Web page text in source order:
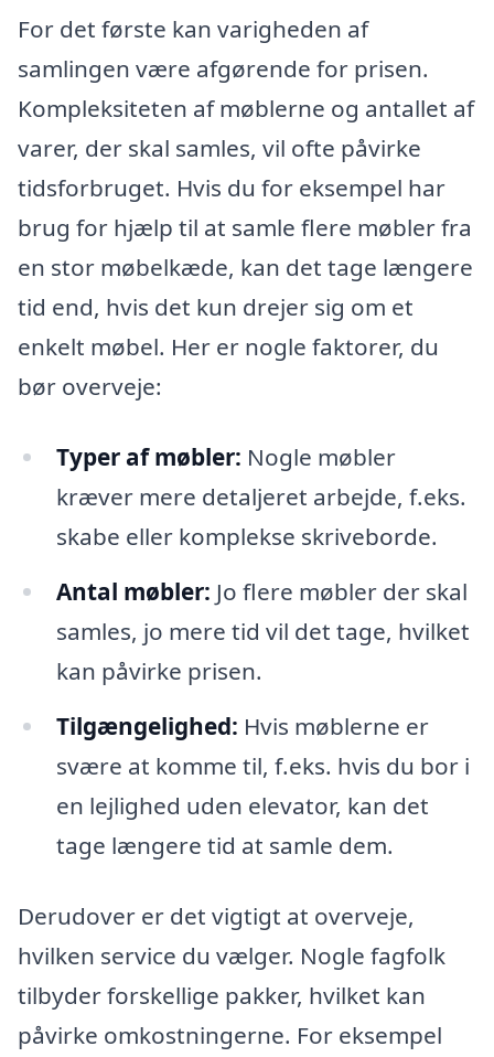
For det første kan varigheden af
samlingen være afgørende for prisen.
Kompleksiteten af møblerne og antallet af
varer, der skal samles, vil ofte påvirke
tidsforbruget. Hvis du for eksempel har
brug for hjælp til at samle flere møbler fra
en stor møbelkæde, kan det tage længere
tid end, hvis det kun drejer sig om et
enkelt møbel. Her er nogle faktorer, du
bør overveje:
Typer af møbler: Nogle møbler
kræver mere detaljeret arbejde, f.eks.
skabe eller komplekse skriveborde.
Antal møbler: Jo flere møbler der skal
samles, jo mere tid vil det tage, hvilket
kan påvirke prisen.
Tilgængelighed: Hvis møblerne er
svære at komme til, f.eks. hvis du bor i
en lejlighed uden elevator, kan det
tage længere tid at samle dem.
Derudover er det vigtigt at overveje,
hvilken service du vælger. Nogle fagfolk
tilbyder forskellige pakker, hvilket kan
påvirke omkostningerne. For eksempel